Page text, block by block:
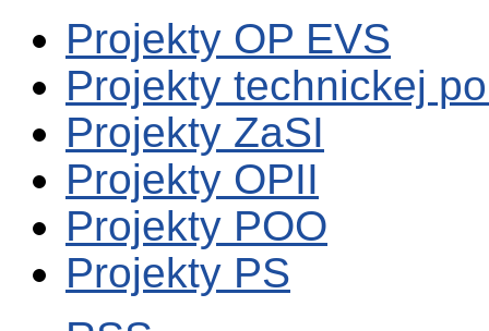
Projekty OP EVS
Projekty technickej
Projekty ZaSI
Projekty OPII
Projekty POO
Projekty PS